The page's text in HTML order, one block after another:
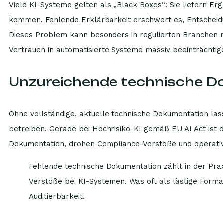
Viele KI-Systeme gelten als „Black Boxes“: Sie liefern
kommen. Fehlende Erklärbarkeit erschwert es,
Dieses Problem kann besonders in regulierten Branchen
Vertrauen in automatisierte Systeme massiv
Unzureichende technische
Ohne vollständige, aktuelle technische Dokumentation
betreiben. Gerade bei Hochrisiko-KI gemäß EU AI Act
Dokumentation, drohen Compliance-Verstöße und
Fehlende technische Dokumentation zählt in der
Verstöße bei KI-Systemen. Was oft als lästige
Auditierbarkeit.